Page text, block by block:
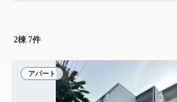
2棟 7件
アパート